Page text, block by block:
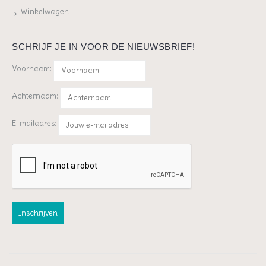
Winkelwagen
SCHRIJF JE IN VOOR DE NIEUWSBRIEF!
Voornaam:
Achternaam:
E-mailadres: